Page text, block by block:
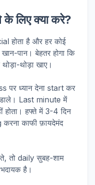
के लिए क्या करे?
होता है और हर कोई
पान। बेहतर होगा कि
थोड़ा खाए।
पर ध्यान देना start कर
Last minute में
होता। हफ्ते में 3-4 दिन
काफी फ़ायदेमंद
तो daily सुबह-शाम
है।